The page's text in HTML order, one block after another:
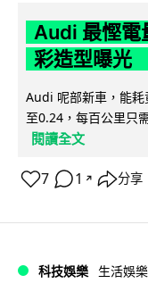
Audi 最慳
彩造型曝光
Audi 呢部新車，能
至0.24，每百公里只
閱讀全文
7 1 ↗ 分享
科技娛樂 生活娛樂